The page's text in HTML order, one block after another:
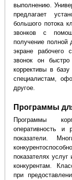
выполнению.
предлагает
большого потока
звонков с
получение полной
экране рабочего
звонок он быстро
коррективы в
специалистам,
другое.
Программы
Программы
оперативность и
показатели.
показателях
конкурентам.
при